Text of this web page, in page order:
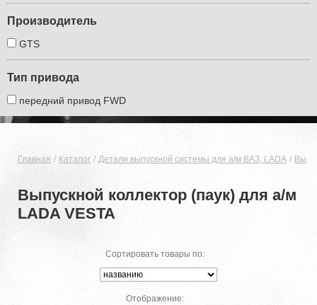
Производитель
GTS
Тип привода
передний привод FWD
Главная Каталог Детали выпускной системы для а/м ВАЗ, LADA
Выпускной коллектор (паук) для а/м
LADA VESTA
Сортировать товары по:
Отображение: